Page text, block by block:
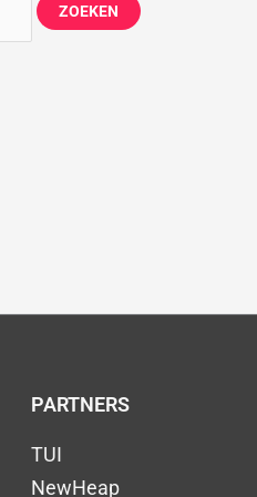
PARTNERS
TUI
NewHeap